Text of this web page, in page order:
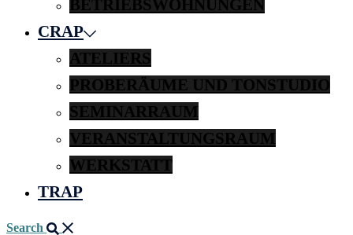
BETRIEBSWOHNUNGEN
CRAP
ATELIERS
PROBERÄUME UND TONSTUDIO
SEMINARRAUM
VERANSTALTUNGSRAUM
WERKSTATT
TRAP
Search